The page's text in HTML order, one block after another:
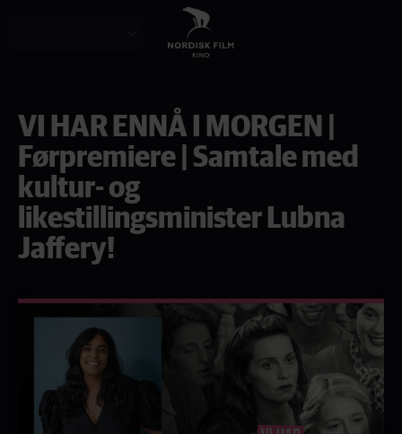
VI HAR ENNÅ I MORGEN |
Førpremiere | Samtale med
kultur- og
likestillingsminister Lubna
Jaffery!